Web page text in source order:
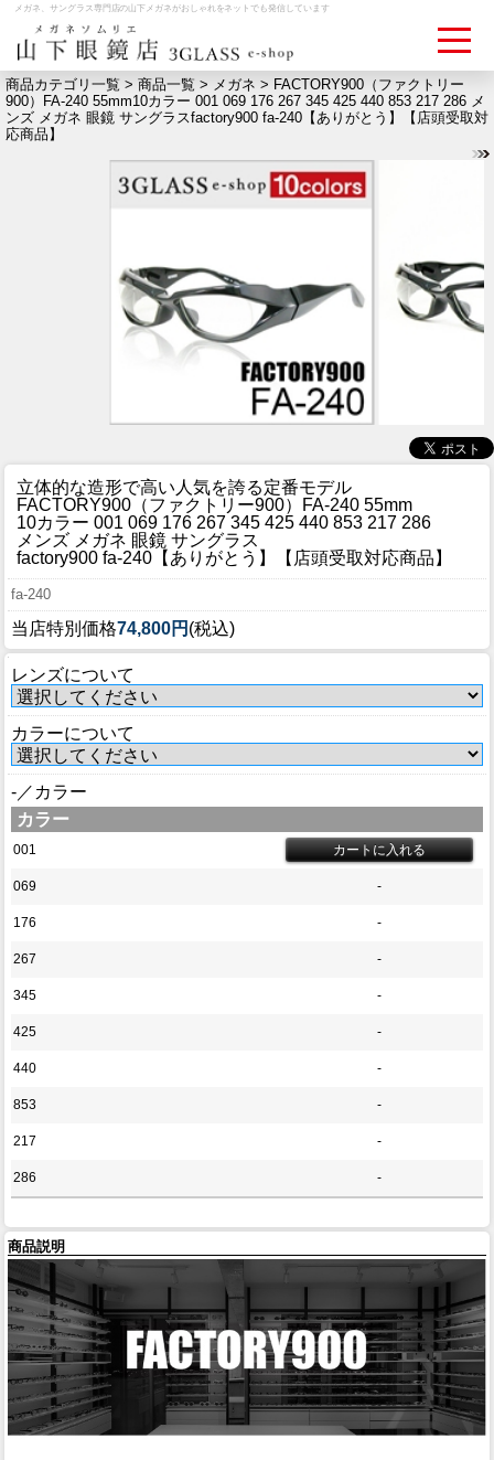
メガネ、サングラス専門店の山下メガネがおしゃれをネットでも発信しています
ログイン お買いものカゴ
お問い合わせ 検眼予約
メディア情報
MEDIA
アクセス
ACCESS
おすすめアイテム
ブログ
BLOG
会社概要
COMPANY
商品カテゴリ一覧 > 商品一覧 > メガネ > FACTORY900（ファクトリー
900）FA-240 55mm10カラー 001 069 176 267 345 425 440 853 217 286 メ
ンズ メガネ 眼鏡 サングラスfactory900 fa-240【ありがとう】【店頭受取対
応商品】
立体的な造形で高い人気を誇る定番モデル
FACTORY900（ファクトリー900）FA-240 55mm
10カラー 001 069 176 267 345 425 440 853 217 286
メンズ メガネ 眼鏡 サングラス
factory900 fa-240【ありがとう】【店頭受取対応商品】
fa-240
当店特別価格74,800円 (税込)
レンズについて
カラーについて
-／カラー
カラー
001
069 -
176 -
267 -
345 -
425 -
440 -
853 -
217 -
286 -
商品説明